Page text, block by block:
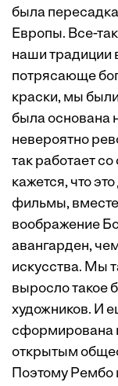
была пересадка
Европы. Все-
наши традиции
потрясающе
краски, мы
была основана
невероятно
так работает
кажется, что
фильмы, вместе
воображение
авангарден,
искусства. Мы
выросло такое
художников. И
сформирована
открытым
Поэтому Рембо